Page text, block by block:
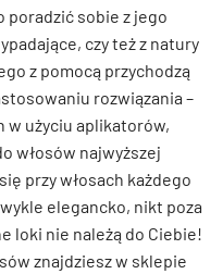
sobie z jego
czy też z natury
z pomocą przychodzą
rozwiązania –
w użyciu aplikatorów,
włosów najwyższej
przy włosach każdego
elegancko, nikt poza
loki nie należą do Ciebie!
znajdziesz w sklepie